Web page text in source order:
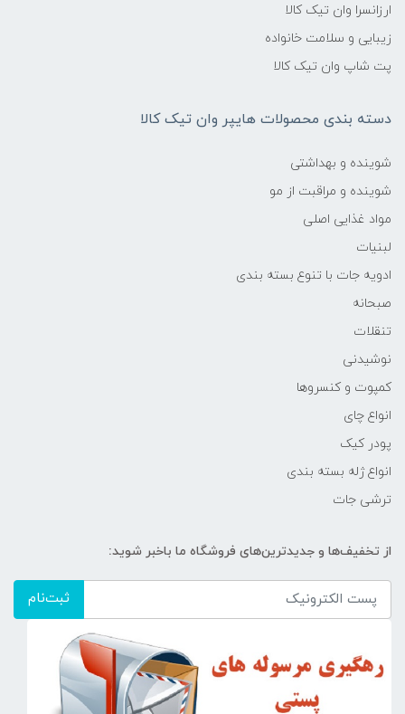
ارزانسرا وان تیک کالا
زیبایی و سلامت خانواده
پت شاپ وان تیک کالا
دسته بندی محصولات هایپر وان تیک کالا
شوینده و بهداشتی
شوینده و مراقبت از مو
مواد غذایی اصلی
لبنیات
ادویه جات با تنوع بسته بندی
صبحانه
تنقلات
نوشیدنی
کمپوت و کنسروها
انواع چای
پودر کیک
انواع ژله بسته بندی
ترشی جات
از تخفیف‌ها و جدیدترین‌های فروشگاه ما باخبر شوید:
ثبت‌نام